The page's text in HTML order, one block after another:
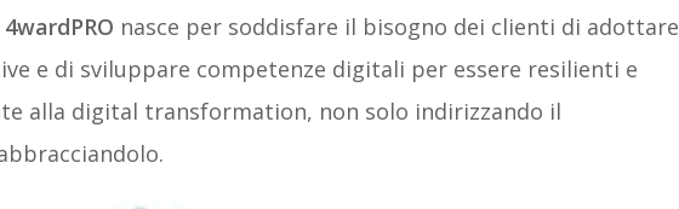
4wardPRO nasce per soddisfare il bisogno dei clienti di adottare
e di sviluppare competenze digitali per essere resilienti e
alla digital transformation, non solo indirizzando il
4